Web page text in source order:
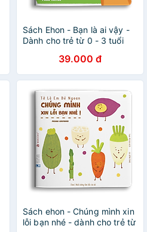
Sách Ehon - Bạn là ai vậy -
Dành cho trẻ từ 0 - 3 tuổi
39.000 đ
Sách ehon - Chúng mình xin
lỗi bạn nhé - dành cho trẻ từ